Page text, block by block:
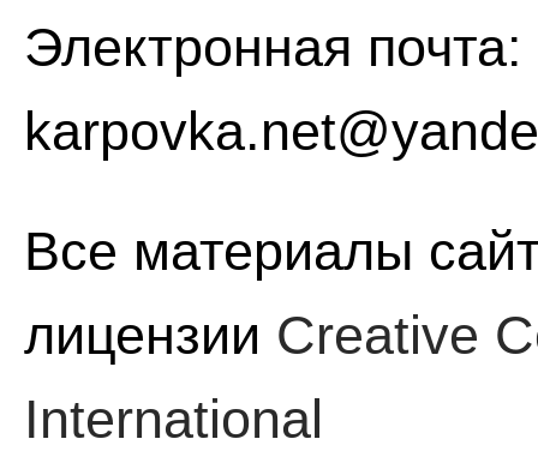
Электронная почта:
Все материалы
лицензии Creative
International